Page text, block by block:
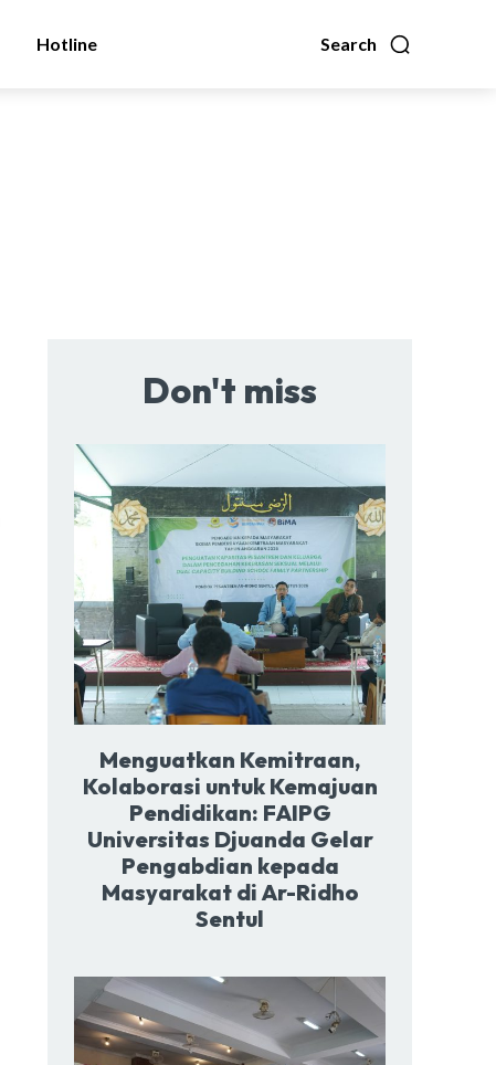
Search
Hotline
Don't miss
Menguatkan Kemitraan,
Kolaborasi untuk Kemajuan
Pendidikan: FAIPG
Universitas Djuanda Gelar
Pengabdian kepada
Masyarakat di Ar-Ridho
Sentul